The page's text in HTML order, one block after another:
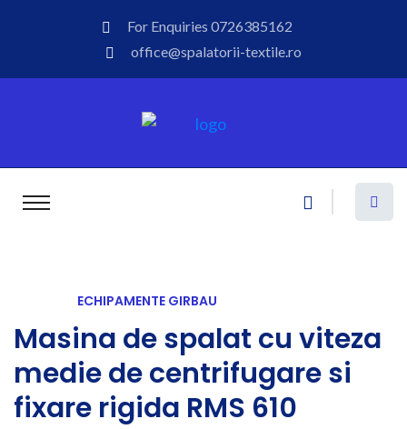
For Enquiries 0726385162
office@spalatorii-textile.ro
ECHIPAMENTE GIRBAU
Masina de spalat cu viteza
medie de centrifugare si
fixare rigida RMS 610